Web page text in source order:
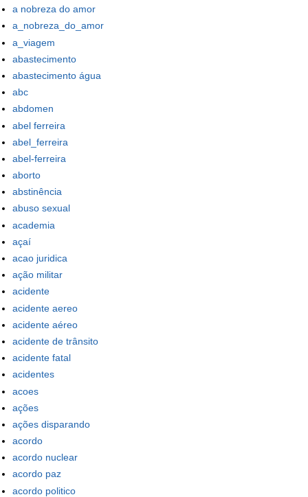
a nobreza do amor
a_nobreza_do_amor
a_viagem
abastecimento
abastecimento água
abc
abdomen
abel ferreira
abel_ferreira
abel-ferreira
aborto
abstinência
abuso sexual
academia
açaí
acao juridica
ação militar
acidente
acidente aereo
acidente aéreo
acidente de trânsito
acidente fatal
acidentes
acoes
ações
ações disparando
acordo
acordo nuclear
acordo paz
acordo politico